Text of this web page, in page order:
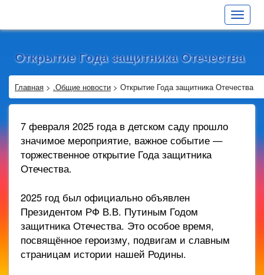
Toggle
Открытие Года защитника Отечества
Главная > .Общие новости > Открытие Года защитника Отечества
7 февраля 2025 года в детском саду прошло
значимое мероприятие, важное событие —
торжественное открытие Года защитника
Отечества.
2025 год был официально объявлен
Президентом РФ В.В. Путиным Годом
защитника Отечества. Это особое время,
посвящённое героизму, подвигам и славным
страницам истории нашей Родины.